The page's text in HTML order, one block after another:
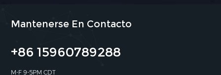
Mantenerse En Contacto
+86 15960789288
M-F 9-5PM CDT